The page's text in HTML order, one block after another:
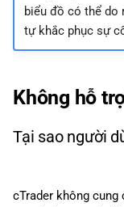
biểu đồ có thể do
tự khắc phục sự
Không hỗ
Tại sao người
cTrader không cung